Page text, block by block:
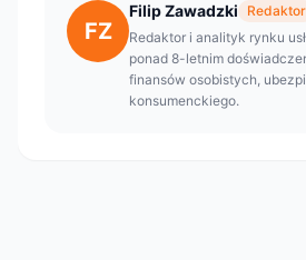
FZ
Filip Zawadzki
Redaktor
Redaktor i analityk rynku
ponad 8-letnim
finansów osobistych,
konsumenckiego.